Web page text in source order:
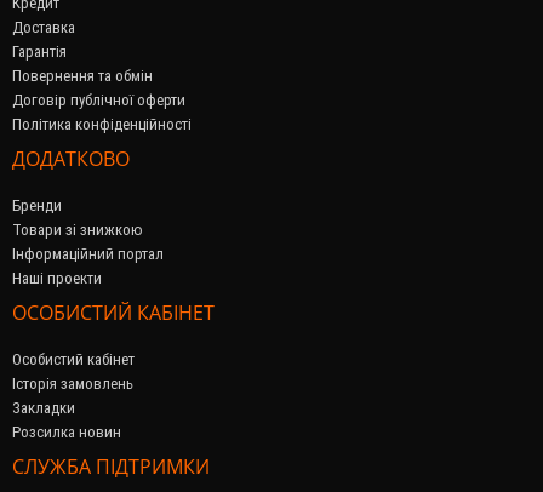
Доставка
Гарантія
Повернення та обмін
Договір публічної оферти
Політика конфіденційності
ДОДАТКОВО
Бренди
Товари зі знижкою
Інформаційний портал
Наші проекти
ОСОБИСТИЙ КАБІНЕТ
Особистий кабінет
Історія замовлень
Закладки
Розсилка новин
СЛУЖБА ПІДТРИМКИ